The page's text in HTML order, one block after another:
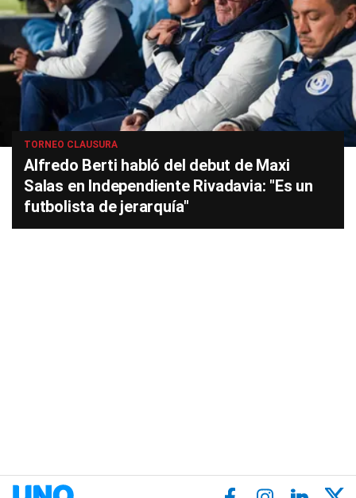
TORNEO CLAUSURA
Alfredo Berti habló del debut de Maxi
Salas en Independiente Rivadavia: "Es un
futbolista de jerarquía"